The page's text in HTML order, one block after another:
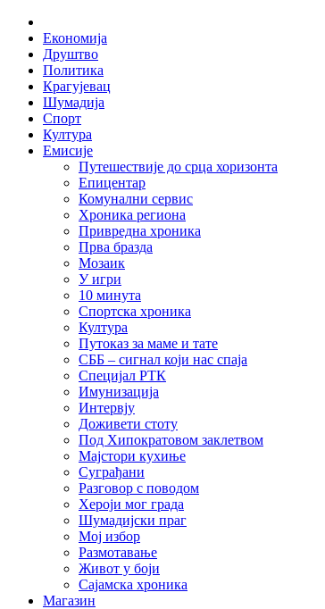
Skip
content
Економија
Друштво
Политика
Крагујевац
Шумадија
Спорт
Култура
Емисије
Путешествије до срца хоризонта
Епицентар
Комунални сервис
Хроника региона
Привредна хроника
Прва бразда
Мозаик
У игри
10 минута
Спортска хроника
Култура
Путоказ за маме и тате
СББ – сигнал који нас спаја
Специјал РТК
Имунизација
Интервју
Доживети стоту
Под Хипократовом заклетвом
Мајстори кухиње
Суграђани
Разговор с поводом
Хероји мог града
Шумадијски праг
Мој избор
Размотавање
Живот у боји
Сајамска хроника
Магазин